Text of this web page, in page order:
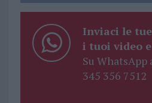
Inviaci le
i tuoi video
Su WhatsApp
345 356 7512